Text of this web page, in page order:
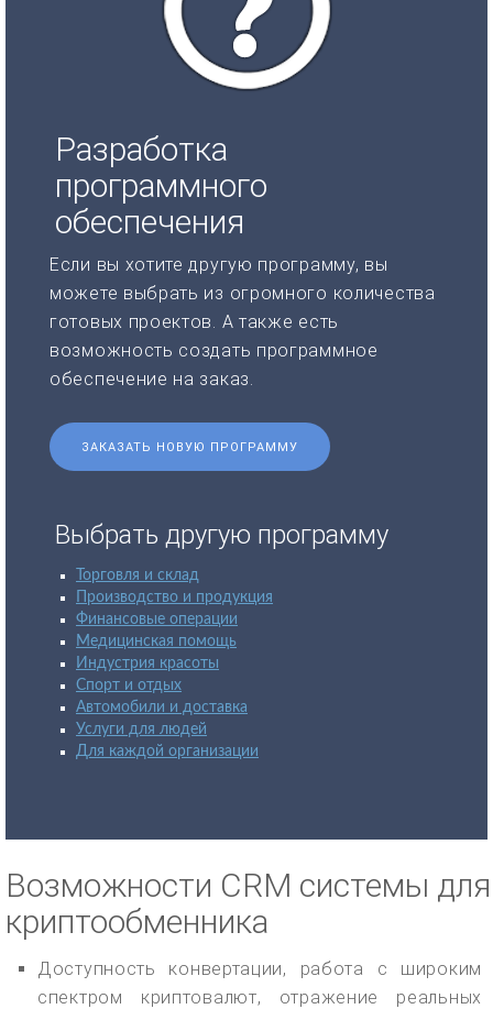
Разработка
программного
обеспечения
Если вы хотите другую программу, вы
можете выбрать из огромного количества
готовых проектов. А также есть
возможность создать программное
обеспечение на заказ.
ЗАКАЗАТЬ НОВУЮ ПРОГРАММУ
Выбрать другую программу
Торговля и склад
Производство и продукция
Финансовые операции
Медицинская помощь
Индустрия красоты
Спорт и отдых
Автомобили и доставка
Услуги для людей
Для каждой организации
Возможности CRM системы для
криптообменника
Доступность конвертации, работа с широким
спектром криптовалют, отражение реальных